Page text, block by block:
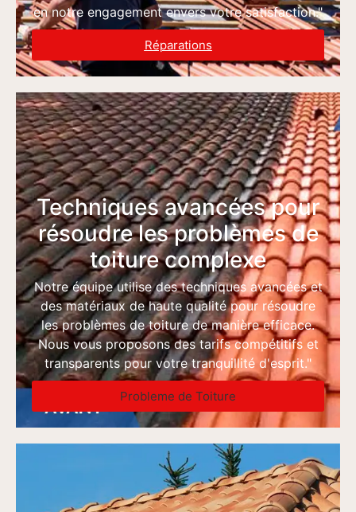
en notre engagement envers votre satisfaction."
Réparations
Techniques avancées pour
résoudre les problèmes de
toiture complexe
Notre équipe utilise des techniques avancées et
des matériaux de haute qualité pour résoudre
les problèmes de toiture de manière efficace.
Nous vous proposons des tarifs compétitifs et
transparents pour votre tranquillité d'esprit."
Probleme de Toiture